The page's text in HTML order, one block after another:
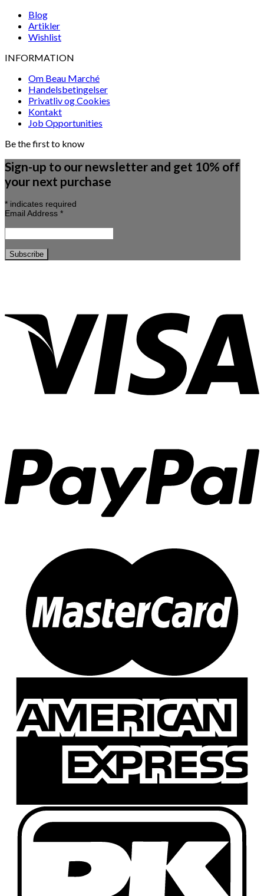
Blog
Artikler
Wishlist
INFORMATION
Om Beau Marché
Handelsbetingelser
Privatliv og Cookies
Kontakt
Job Opportunities
Be the first to know
Sign-up to our newsletter and get 10% off
your next purchase
* indicates required
Email Address *